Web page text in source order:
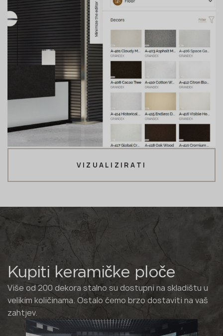
VIZUALIZIRATI
Kupiti keramičke ploče
Više od 200 dekora stalno su dostupni na skladištu u
velikim količinama. Ostalo ćemo brzo dostaviti na vaš
zahtjev.